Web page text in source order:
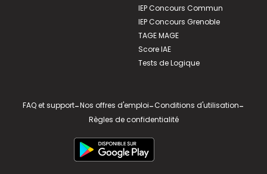
IEP Concours Commun
IEP Concours Grenoble
TAGE MAGE
Score IAE
Tests de Logique
FAQ et support-Nos offres d'emploi-Conditions d'utilisation-
Règles de confidentialité